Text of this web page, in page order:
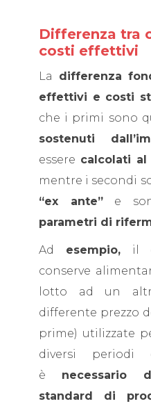
Differenza tra
costi effettivi
La differenza
effettivi e costi
che i primi sono
sostenuti
essere calcolati
mentre i secondi
“ex ante”e
parametri di
Ad esempio,il
conserve
lotto ad un
differente prezzo
prime) utilizzate
diversi periodi
è necessario
standard
di